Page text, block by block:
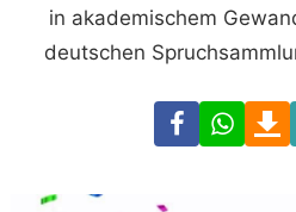
in akademischem
deutschen
Facebook